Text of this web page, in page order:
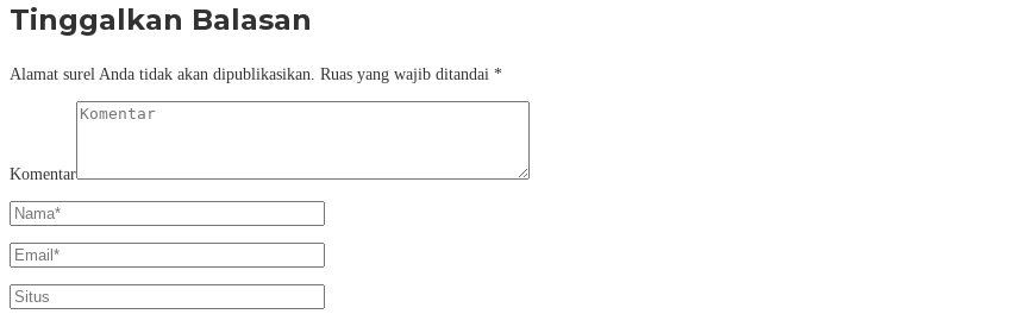
Tinggalkan Balasan
Alamat surel Anda tidak akan dipublikasikan. Ruas yang wajib ditandai *
Komentar